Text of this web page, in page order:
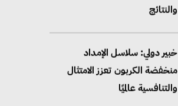
والنتائج
خبير دولي: سلاسل الإمداد
منخفضة الكربون تعزز الامتثال
والتنافسية عالميًا